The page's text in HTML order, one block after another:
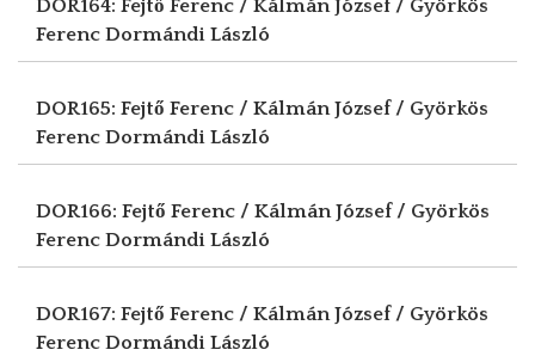
DOR164: Fejtő Ferenc / Kálmán József / Györkös
Ferenc Dormándi László
DOR165: Fejtő Ferenc / Kálmán József / Györkös
Ferenc Dormándi László
DOR166: Fejtő Ferenc / Kálmán József / Györkös
Ferenc Dormándi László
DOR167: Fejtő Ferenc / Kálmán József / Györkös
Ferenc Dormándi László